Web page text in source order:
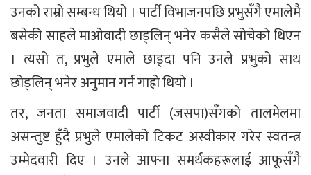
उनको राम्रो सम्बन्ध थियो । पार्टी विभाजनपछि प्रभुसँगै एमालेमै
बसेकी साहले माओवादी छाड्लिन् भनेर कसैले सोचेको थिएन
। त्यसो त, प्रभुले एमाले छाड्दा पनि उनले प्रभुको साथ
छोड्लिन् भनेर अनुमान गर्न गाह्रो थियो ।
तर, जनता समाजवादी पार्टी (जसपा)सँगको तालमेलमा
असन्तुष्ट हुँदै प्रभुले एमालेको टिकट अस्वीकार गरेर स्वतन्त्र
उम्मेदवारी दिए । उनले आफ्ना समर्थकहरूलाई आफूसँगै